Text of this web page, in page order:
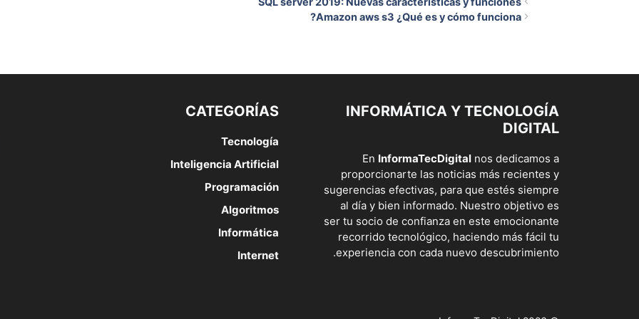
Amazon aws s3 ¿Qué es y cómo funciona?
INFORMÁTICA Y TECNOLOGÍA
DIGITAL
En InformaTecDigital nos dedicamos a
proporcionarte las noticias más recientes y
sugerencias efectivas, para que estés siempre
al día y bien informado. Nuestro objetivo es
ser tu socio de confianza en este emocionante
recorrido tecnológico, haciendo más fácil tu
experiencia con cada nuevo descubrimiento.
CATEGORÍAS
Tecnología
Inteligencia Artificial
Programación
Algoritmos
Informática
Internet